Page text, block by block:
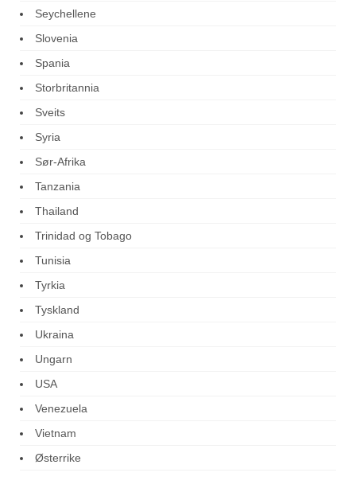
Seychellene
Slovenia
Spania
Storbritannia
Sveits
Syria
Sør-Afrika
Tanzania
Thailand
Trinidad og Tobago
Tunisia
Tyrkia
Tyskland
Ukraina
Ungarn
USA
Venezuela
Vietnam
Østerrike